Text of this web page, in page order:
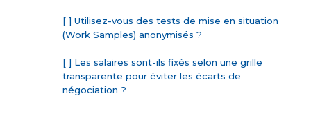
[ ] Utilisez-vous des tests de mise en situation
(Work Samples) anonymisés ?
[ ] Les salaires sont-ils fixés selon une grille
transparente pour éviter les écarts de
négociation ?